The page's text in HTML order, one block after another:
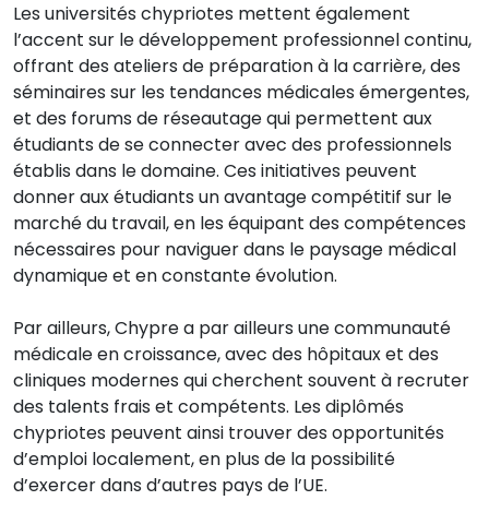
Les universités chypriotes mettent également
l’accent sur le développement professionnel continu,
offrant des ateliers de préparation à la carrière, des
séminaires sur les tendances médicales émergentes,
et des forums de réseautage qui permettent aux
étudiants de se connecter avec des professionnels
établis dans le domaine. Ces initiatives peuvent
donner aux étudiants un avantage compétitif sur le
marché du travail, en les équipant des compétences
nécessaires pour naviguer dans le paysage médical
dynamique et en constante évolution.
Par ailleurs, Chypre a par ailleurs une communauté
médicale en croissance, avec des hôpitaux et des
cliniques modernes qui cherchent souvent à recruter
des talents frais et compétents. Les diplômés
chypriotes peuvent ainsi trouver des opportunités
d’emploi localement, en plus de la possibilité
d’exercer dans d’autres pays de l’UE.